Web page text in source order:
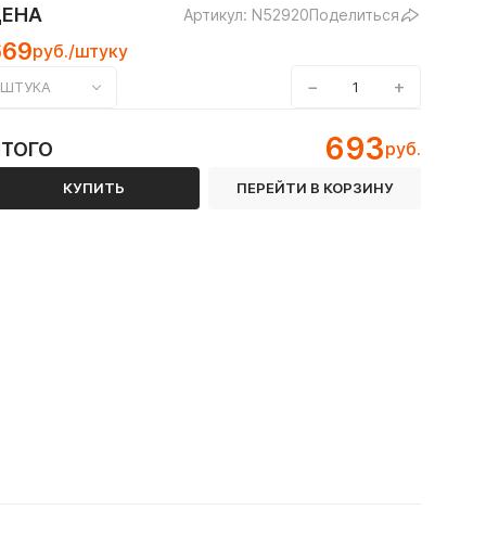
Артикул: N52920Поделиться
руб./штуку
ШТУКА − +
693руб.
КУПИТЬ ПЕРЕЙТИ В КОРЗИНУ